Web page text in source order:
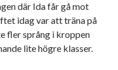
där Ida får gå mot
idag var att träna på
fler språng i kroppen
lite högre klasser.